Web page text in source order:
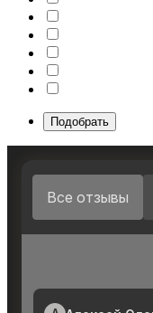
Подобрать